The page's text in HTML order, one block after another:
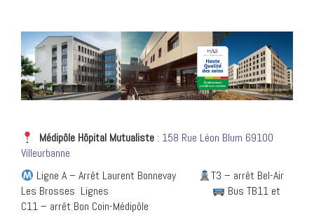
Médipôle Hôpital Mutualiste : 158 Rue Léon Blum 69100
Villeurbanne
Ligne A – Arrêt Laurent Bonnevay
T3 – arrêt Bel-Air
Les Brosses Lignes
Bus TB11 et
C11 – arrêt Bon Coin-Médipôle